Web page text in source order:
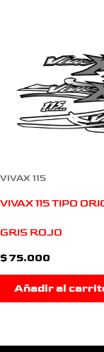
VIVAX 115
VIVAX 115 TIPO
GRIS ROJO
$75.000
Añadir al